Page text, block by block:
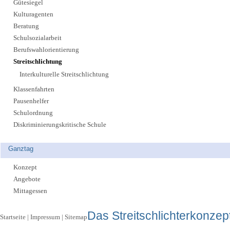
Gütesiegel
Kulturagenten
Beratung
Schulsozialarbeit
Berufswahlorientierung
Streitschlichtung
Interkulturelle Streitschlichtung
Klassenfahrten
Pausenhelfer
Schulordnung
Diskriminierungskritische Schule
Ganztag
Konzept
Angebote
Mittagessen
Startseite Impressum Sitemap Das